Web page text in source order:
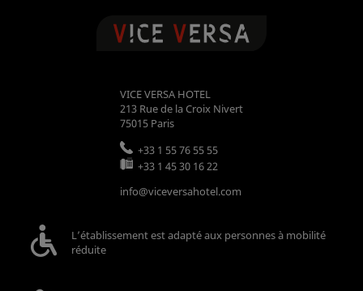
VICE VERSA HOTEL
213 Rue de la Croix Nivert
75015 Paris
+33 1 55 76 55 55
+33 1 45 30 16 22
info@viceversahotel.com
L’établissement est adapté aux personnes à mobilité
réduite